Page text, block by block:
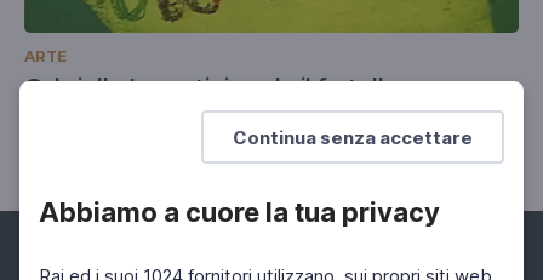
Continua senza accettare
Abbiamo a cuore la tua privacy
ARTE
Gabriella Luzzati ricorda il fratello
L'Israel dei bambini, 2009